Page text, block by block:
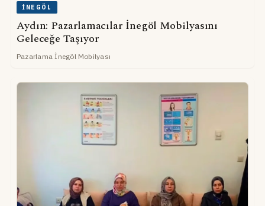
İNEGÖL
Aydın: Pazarlamacılar İnegöl Mobilyasını
Geleceğe Taşıyor
Pazarlama İnegöl Mobilyası